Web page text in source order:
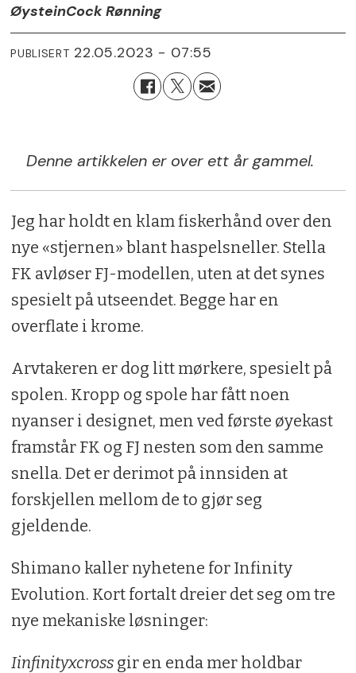
ØysteinCock Rønning
PUBLISERT 22.05.2023 - 07:55
Denne artikkelen er over ett år gammel.
Jeg har holdt en klam fiskerhånd over den
nye «stjernen» blant haspelsneller. Stella
FK avløser FJ-modellen, uten at det synes
spesielt på utseendet. Begge har en
overflate i krome.
Arvtakeren er dog litt mørkere, spesielt på
spolen. Kropp og spole har fått noen
nyanser i designet, men ved første øyekast
framstår FK og FJ nesten som den samme
snella. Det er derimot på innsiden at
forskjellen mellom de to gjør seg
gjeldende.
Shimano kaller nyhetene for Infinity
Evolution. Kort fortalt dreier det seg om tre
nye mekaniske løsninger:
Iinfinityxcrossgir en enda mer holdbar